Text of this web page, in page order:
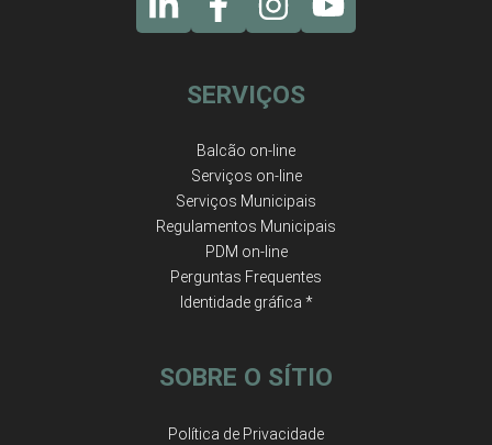
SERVIÇOS
Balcão on-line
Serviços on-line
Serviços Municipais
Regulamentos Municipais
PDM on-line
Perguntas Frequentes
Identidade gráfica *
SOBRE O SÍTIO
Política de Privacidade